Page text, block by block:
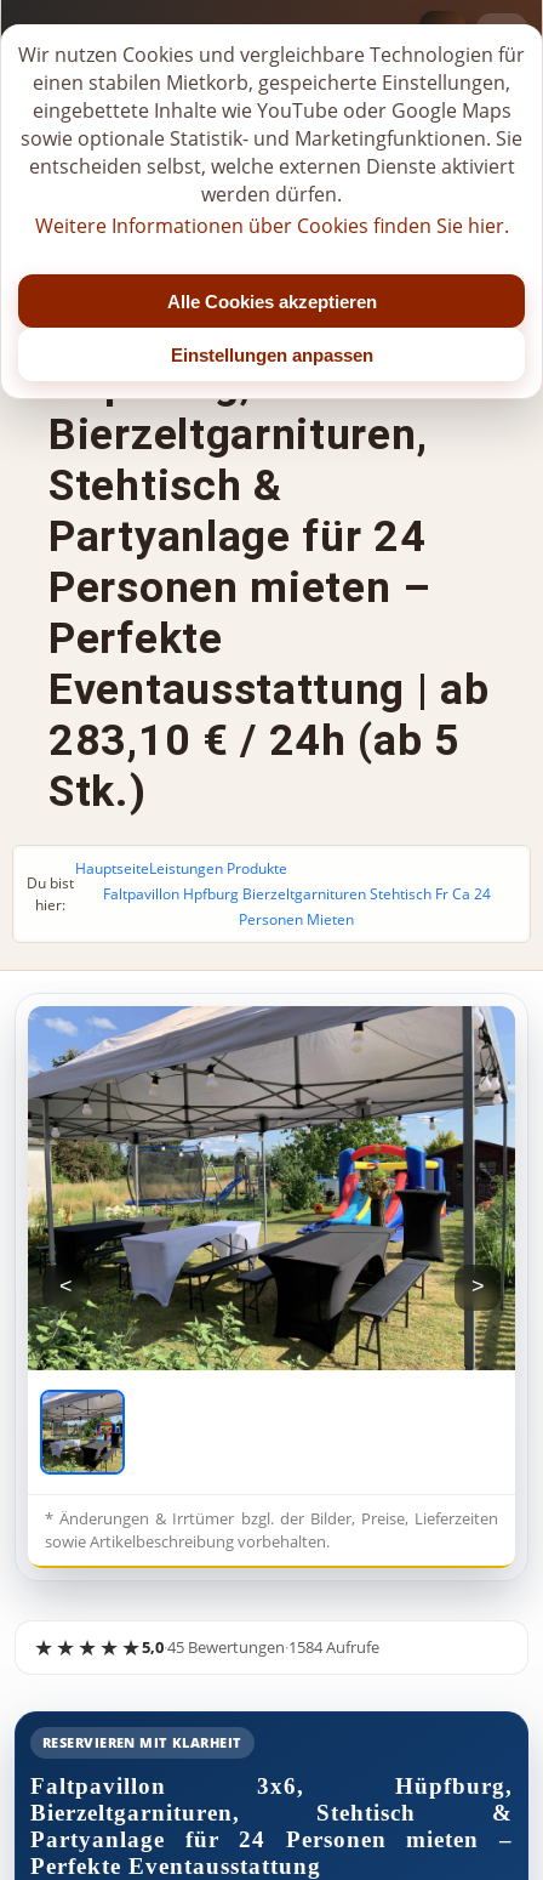
M
i
e
t
k
r
b
ö
f
e
Tel.+49 (0)176-20268581
Jetzt geöffnet
Mo - Fr: 07:00 - 22:00 Uhr (bis Jahresende)
Sa: 07:00 - 20:00 Uhr (nach 15:00 Uhr nur nach Vereinbarung)
So/Feiertage: nur für gebuchte Veranstaltungen
Faltpavillon 3x6,
Hüpfburg,
Bierzeltgarnituren,
Stehtisch &
Partyanlage für 24
Personen mieten –
Perfekte
Eventausstattung | ab
283,10 € / 24h (ab 5
Stk.)
Du bist
hier:
HauptseiteLeistungen Produkte
Faltpavillon Hpfburg Bierzeltgarnituren Stehtisch Fr Ca 24
Personen Mieten
< >
* Änderungen & Irrtümer bzgl. der Bilder, Preise, Lieferzeiten
sowie Artikelbeschreibung vorbehalten.
5,0·45 Bewertungen·1584 Aufrufe
RESERVIEREN MIT KLARHEIT
Faltpavillon 3x6, Hüpfburg,
Bierzeltgarnituren, Stehtisch &
Partyanlage für 24 Personen mieten –
Perfekte Eventausstattung
Wir nutzen Cookies und vergleichbare Technologien für
einen stabilen Mietkorb, gespeicherte Einstellungen,
eingebettete Inhalte wie YouTube oder Google Maps
sowie optionale Statistik- und Marketingfunktionen. Sie
entscheiden selbst, welche externen Dienste aktiviert
werden dürfen.
Weitere Informationen über Cookies finden Sie hier.
Alle Cookies akzeptieren
Einstellungen anpassen